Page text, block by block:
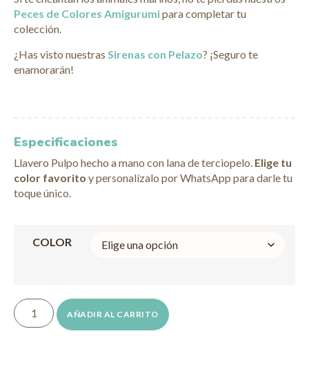
Peces de Colores Amigurumipara completar tu
colección.
¿Has visto nuestras Sirenas con Pelazo? ¡Seguro te
enamorarán!
Especificaciones
Llavero Pulpo hecho a mano con lana de terciopelo. Elige tu
color favorito y personalízalo por WhatsApp para darle tu
toque único.
COLOR
AÑADIR AL CARRITO